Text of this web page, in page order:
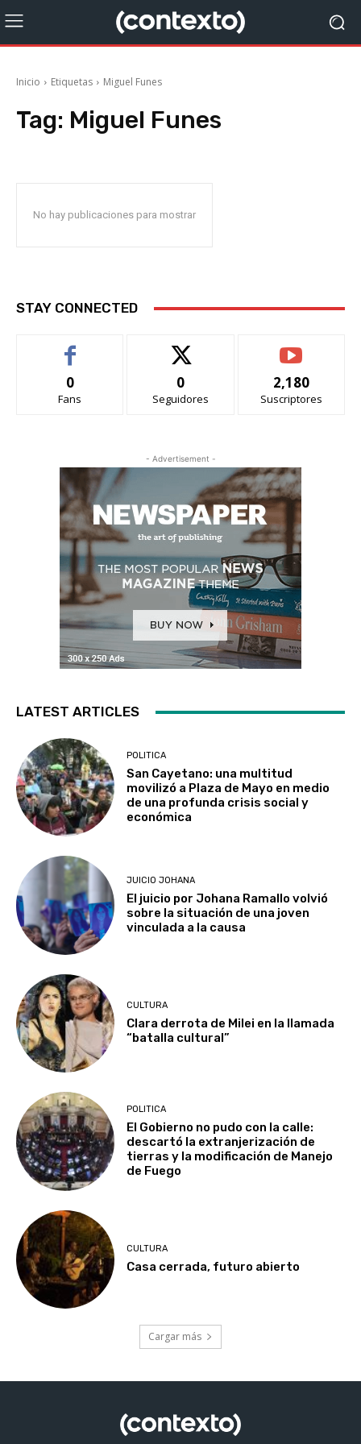
Inicio Etiquetas Miguel Funes
Tag: Miguel Funes
No hay publicaciones para mostrar
STAY CONNECTED
0
Fans
0
Seguidores
2,180
Suscriptores
- Advertisement -
LATEST ARTICLES
POLITICA
San Cayetano: una multitud
movilizó a Plaza de Mayo en medio
de una profunda crisis social y
económica
JUICIO JOHANA
El juicio por Johana Ramallo volvió
sobre la situación de una joven
vinculada a la causa
CULTURA
Clara derrota de Milei en la llamada
“batalla cultural”
POLITICA
El Gobierno no pudo con la calle:
descartó la extranjerización de
tierras y la modificación de Manejo
de Fuego
CULTURA
Casa cerrada, futuro abierto
Cargar más